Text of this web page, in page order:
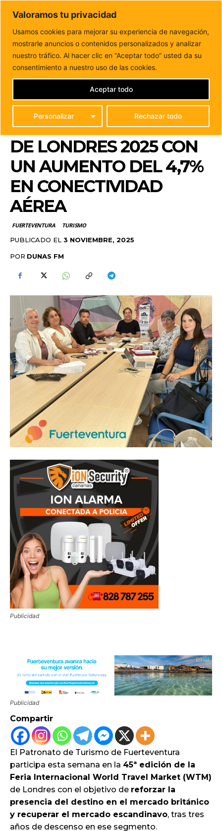
Valoramos tu privacidad
Usamos cookies para mejorar su experiencia de navegación,
mostrarle anuncios o contenidos personalizados y analizar
nuestro tráfico. Al hacer clic en “Aceptar todo” usted da su
consentimiento a nuestro uso de las cookies.
Personalizar Rechazar todo
Aceptar todo
DUNAS FM
Tu informacion de forma cercana
Inicio FUERTEVENTURA
Fuerteventura consolida su
crecimiento turístico en la WTM de Londres 2025 con...
FUERTEVENTURA
CONSOLIDA SU
CRECIMIENTO
TURÍSTICO EN LA WTM
DE LONDRES 2025 CON
UN AUMENTO DEL 4,7%
EN CONECTIVIDAD
AÉREA
FUERTEVENTURA TURISMO
PUBLICADO EL 3 NOVIEMBRE, 2025
POR DUNAS FM
Publicidad
Publicidad
Compartir
El Patronato de Turismo de Fuerteventura
participa esta semana en la 45ª edición de la
Feria Internacional World Travel Market (WTM)
de Londres con el objetivo de reforzar la
presencia del destino en el mercado británico
y recuperar el mercado escandinavo, tras tres
años de descenso en ese segmento.